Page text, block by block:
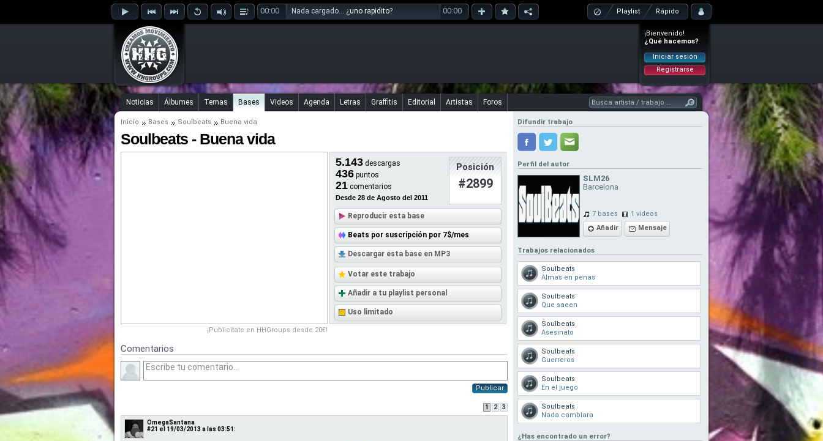
00:00 Nada cargado... ¿uno rapidito? 00:00 Playlist Rápido
¡Bienvenido!
¿Qué hacemos?
Iniciar sesión
Registrarse
Noticias Álbumes Temas Bases Videos Agenda Letras Graffitis Editorial Artistas Foros
Inicio Bases Soulbeats Buena vida
Soulbeats - Buena vida
¡Publicítate en HHGroups desde 20€!
5.143 descargas
436 puntos
21 comentarios
Desde 28 de Agosto del 2011
Posición
#2899
Reproducir esta base
Beats por suscripción por 7$/mes
Descargar esta base en MP3
Votar este trabajo
Añadir a tu playlist personal
Uso limitado
Comentarios
Publicar
1 2 3
OmegaSantana
#21 el 19/03/2013 a las 03:51:
Difundir trabajo
Perfil del autor
SLM26
Barcelona
7 bases
1 videos
Añadir
Mensaje
Trabajos relacionados
Soulbeats
Almas en penas
Soulbeats
Que saeen
Soulbeats
Asesinato
Soulbeats
Guerreros
Soulbeats
En el juego
Soulbeats
Nada cambiara
¿Has encontrado un error?